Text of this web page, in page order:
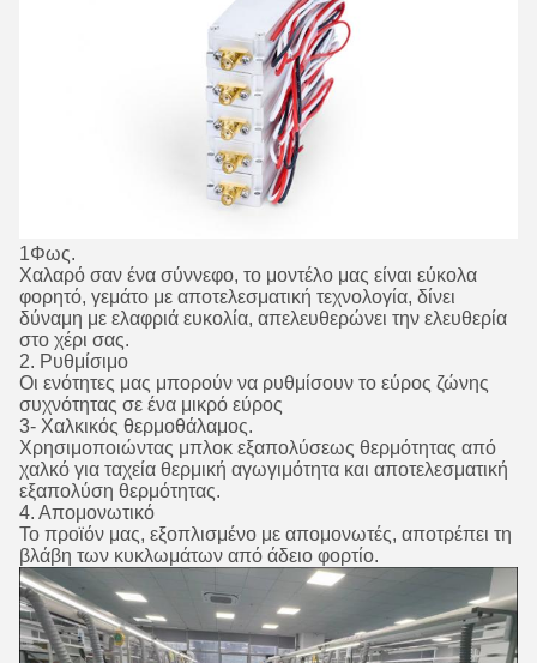
1Φως.
Χαλαρό σαν ένα σύννεφο, το μοντέλο μας είναι εύκολα
φορητό, γεμάτο με αποτελεσματική τεχνολογία, δίνει
δύναμη με ελαφριά ευκολία, απελευθερώνει την ελευθερία
στο χέρι σας.
2. Ρυθμίσιμο
Οι ενότητες μας μπορούν να ρυθμίσουν το εύρος ζώνης
συχνότητας σε ένα μικρό εύρος
3- Χαλκικός θερμοθάλαμος.
Χρησιμοποιώντας μπλοκ εξαπολύσεως θερμότητας από
χαλκό για ταχεία θερμική αγωγιμότητα και αποτελεσματική
εξαπολύση θερμότητας.
4. Απομονωτικό
Το προϊόν μας, εξοπλισμένο με απομονωτές, αποτρέπει τη
βλάβη των κυκλωμάτων από άδειο φορτίο.